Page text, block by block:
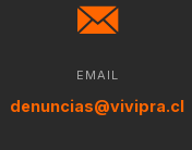
EMAIL
denuncias@vivipra.cl